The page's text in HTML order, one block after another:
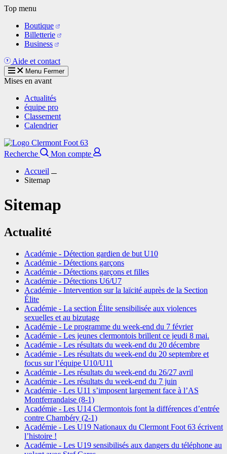
Aller
contenu
principal
Top menu
Boutique
Billetterie
Business
Aide et contact
Menu Fermer
Mises en avant
Actualités
équipe pro
Classement
Calendrier
Recherche
Mon compte
Accueil
Sitemap
Sitemap
Actualité
Académie - Détection gardien de but U10
Académie - Détections garçons
Académie - Détections garçons et filles
Académie - Détections U6/U7
Académie - Intervention sur la laïcité auprès de la Section
Élite
Académie - La section Élite sensibilisée aux violences
sexuelles et au bizutage
Académie - Le programme du week-end du 7 février
Académie - Les jeunes clermontois brillent ce jeudi 8 mai.
Académie - Les résultats du week-end du 20 décembre
Académie - Les résultats du week-end du 20 septembre et
focus sur l’équipe U10/U11
Académie - Les résultats du week-end du 26/27 avril
Académie - Les résultats du week-end du 7 juin
Académie - Les U11 s’imposent largement face à l’AS
Montferrandaise (8-1)
Académie - Les U14 Clermontois font la différences d’entrée
contre Chambéry (2-1)
Académie - Les U19 Nationaux du Clermont Foot 63 écrivent
l’histoire !
Académie - Les U19 sensibilisés aux dangers du téléphone au